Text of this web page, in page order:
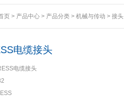
页 > 产品中心 > 产品分类 > 机械与传动 > 接头
电缆接头
电缆接头